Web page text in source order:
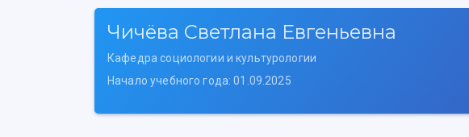
Чичёва Светлана Евгеньевна
Кафедра социологии и культурологии
Начало учебного года: 01.09.2025